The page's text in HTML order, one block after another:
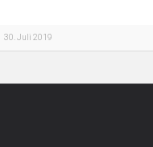
30. Juli 2019